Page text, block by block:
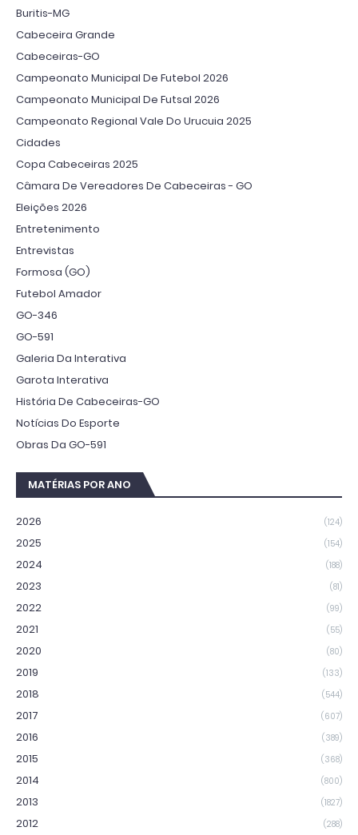
Buritis-MG
Cabeceira Grande
Cabeceiras-GO
Campeonato Municipal De Futebol 2026
Campeonato Municipal De Futsal 2026
Campeonato Regional Vale Do Urucuia 2025
Cidades
Copa Cabeceiras 2025
Câmara De Vereadores De Cabeceiras - GO
Eleições 2026
Entretenimento
Entrevistas
Formosa (GO)
Futebol Amador
GO-346
GO-591
Galeria Da Interativa
Garota Interativa
História De Cabeceiras-GO
Notícias Do Esporte
Obras Da GO-591
MATÉRIAS POR ANO
2026 (124)
2025 (154)
2024 (188)
2023 (81)
2022 (99)
2021 (55)
2020 (80)
2019 (133)
2018 (544)
2017 (607)
2016 (389)
2015 (368)
2014 (800)
2013 (1827)
2012 (288)